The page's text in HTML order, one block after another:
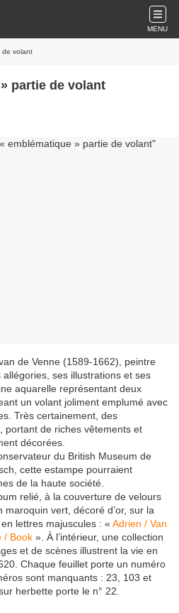
MENU
de volant
partie de volant
de Venne (1589-1662), peintre
ses illustrations et ses
aquarelle représentant deux
un volant joliment emplumé avec
Très certainement, des
portant de riches vêtements et
décorées.
du British Museum de
cette estampe pourraient
de la haute société.
relié, à la couverture de velours
vert, décoré d’or, sur la
lettres majuscules : « Adrien / Van
/ Book ». À l’intérieur, une collection
et de scènes illustrent la vie en
Chaque feuillet porte un numéro
sont manquants : 23, 103 et
herbette porte le n° 22.